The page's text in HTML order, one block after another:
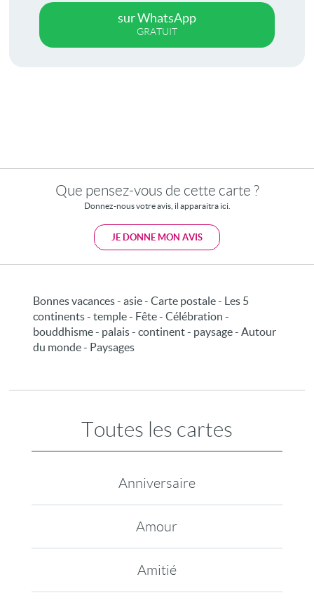
sur WhatsApp
GRATUIT
Que pensez-vous de cette carte ?
Donnez-nous votre avis, il apparaitra ici.
JE DONNE MON AVIS
Bonnes vacances - asie - Carte postale - Les 5
continents - temple - Fête - Célébration -
bouddhisme - palais - continent - paysage - Autour
du monde - Paysages
Toutes les cartes
Anniversaire
Amour
Amitié